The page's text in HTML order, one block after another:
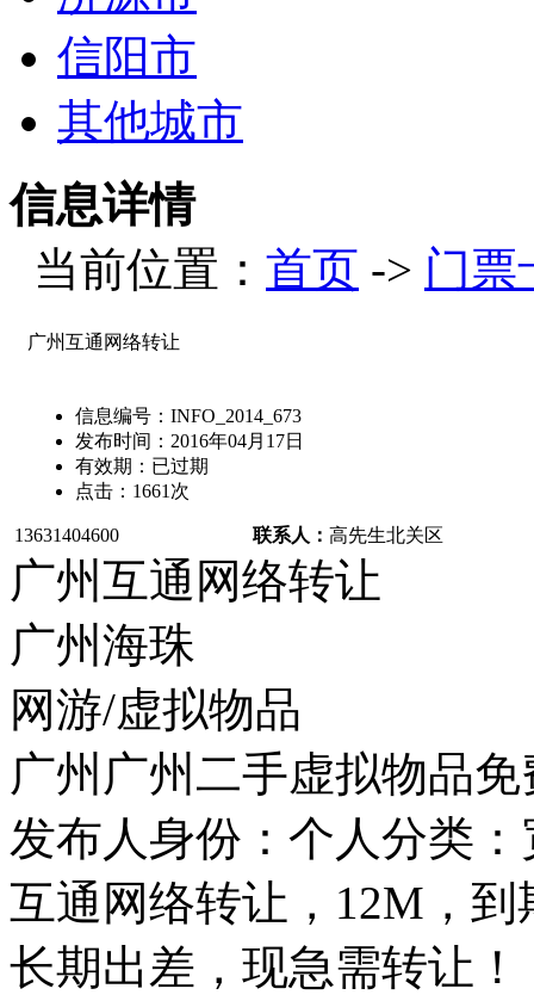
信阳市
其他城市
信息详情
当前位置： 首页 -> 门票
广州互通网络转让
信息编号： INFO_2014_673
发布时间： 2016年04月17日
有效期： 已过期
点击： 1661 次
13631404600 联系人： 高先生北关区
广州互通网络转让
广州海珠
网游/虚拟物品
广州广州二手虚拟物品
发布人身份：个人分类
互通网络转让，12M，到
长期出差，现急需转让！